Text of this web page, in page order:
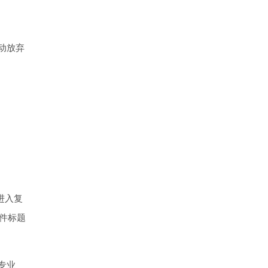
放弃
入复
标题
业